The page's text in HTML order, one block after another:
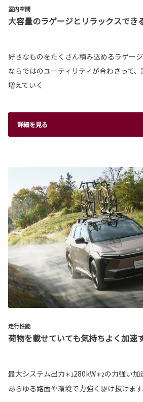
室内空間
大容量のラゲージとリラックスでき
好きなものをたくさん積み込めるラゲージ
ならではのユーティリティが合わさって
増えていく
詳細を見る
走行性能
荷物を載せていても気持ちよく加速
最大システム出力＊1280kW＊2の力強い加
あらゆる路面や環境で力強く駆け抜けます